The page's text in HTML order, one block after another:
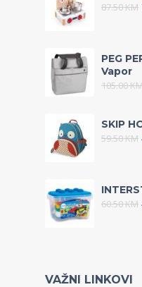
87.50KM
PEG
Vapor
105.00
SKIP
59.50KM
60.50KM
VAŽNI LINKOVI